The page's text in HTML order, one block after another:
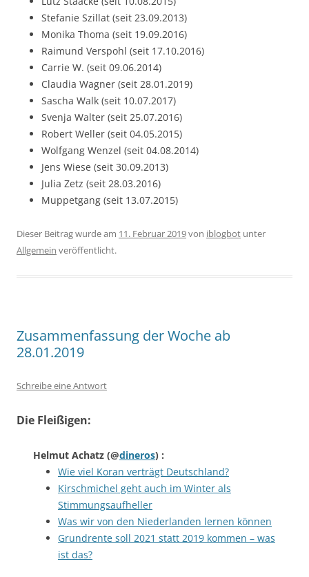
Stefanie Szillat (seit 23.09.2013)
Monika Thoma (seit 19.09.2016)
Raimund Verspohl (seit 17.10.2016)
Carrie W. (seit 09.06.2014)
Claudia Wagner (seit 28.01.2019)
Sascha Walk (seit 10.07.2017)
Svenja Walter (seit 25.07.2016)
Robert Weller (seit 04.05.2015)
Wolfgang Wenzel (seit 04.08.2014)
Jens Wiese (seit 30.09.2013)
Julia Zetz (seit 28.03.2016)
Muppetgang (seit 13.07.2015)
Dieser Beitrag wurde am 11. Februar 2019von iblogbot unter
Allgemein veröffentlicht.
Zusammenfassung der Woche ab
28.01.2019
Schreibe eine Antwort
Die Fleißigen:
Helmut Achatz (@dineros) :
Wie viel Koran verträgt Deutschland?
Kirschmichel geht auch im Winter als
Stimmungsaufheller
Was wir von den Niederlanden lernen können
Grundrente soll 2021 statt 2019 kommen – was
ist das?